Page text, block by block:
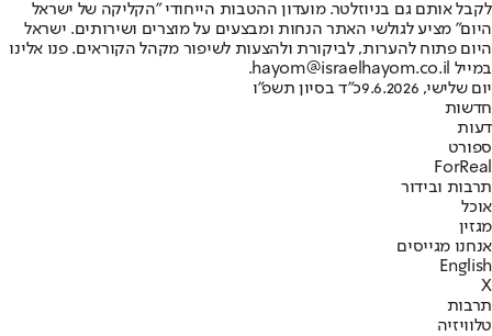
לקבל אותם גם בניוזלטר. מועדון ההטבות הייחודי "הקליקה של ישראל
היום" מציע לגולשי האתר הנחות ומבצעים על מוצרים ושירותים. ישראל
היום פתוח להערות, לביקורת ולהצעות לשיפור מקהל הקוראים. פנו אלינו
במייל hayom@israelhayom.co.il.
יום שלישי, 9.6.2026
כ"ד בסיון תשפ"ו
חדשות
דעות
ספורט
ForReal
תרבות ובידור
אוכל
מגזין
אנחנו מגייסים
English
X
תרבות
טלוויזיה